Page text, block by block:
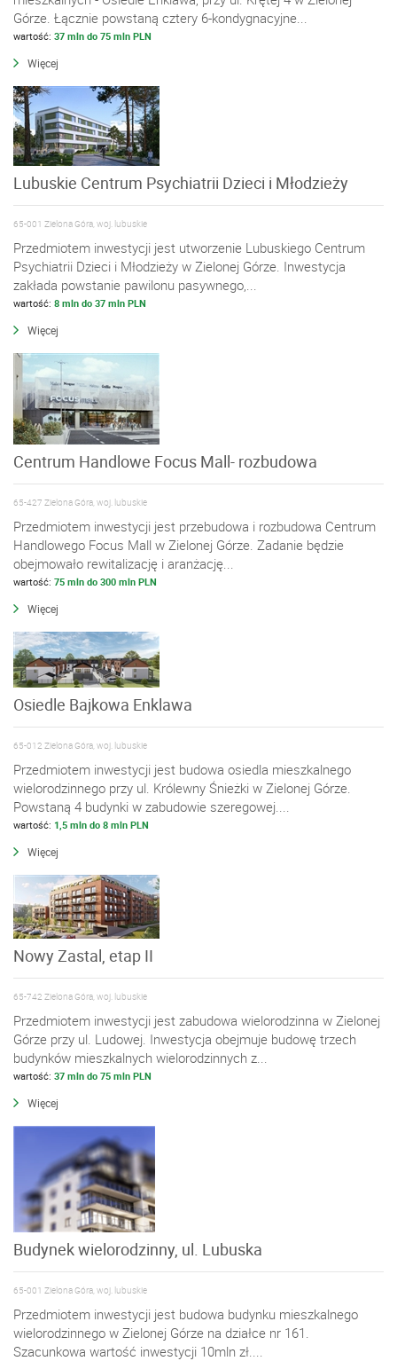
Górze. Łącznie powstaną cztery 6-kondygnacyjne...
wartość: 37 mln do 75 mln PLN
Więcej
Lubuskie Centrum Psychiatrii Dzieci i Młodzieży
65-001 Zielona Góra, woj. lubuskie
Przedmiotem inwestycji jest utworzenie Lubuskiego Centrum
Psychiatrii Dzieci i Młodzieży w Zielonej Górze. Inwestycja
zakłada powstanie pawilonu pasywnego,...
wartość: 8 mln do 37 mln PLN
Więcej
Centrum Handlowe Focus Mall- rozbudowa
65-427 Zielona Góra, woj. lubuskie
Przedmiotem inwestycji jest przebudowa i rozbudowa Centrum
Handlowego Focus Mall w Zielonej Górze. Zadanie będzie
obejmowało rewitalizację i aranżację...
wartość: 75 mln do 300 mln PLN
Więcej
Osiedle Bajkowa Enklawa
65-012 Zielona Góra, woj. lubuskie
Przedmiotem inwestycji jest budowa osiedla mieszkalnego
wielorodzinnego przy ul. Królewny Śnieżki w Zielonej Górze.
Powstaną 4 budynki w zabudowie szeregowej....
wartość: 1,5 mln do 8 mln PLN
Więcej
Nowy Zastal, etap II
65-742 Zielona Góra, woj. lubuskie
Przedmiotem inwestycji jest zabudowa wielorodzinna w Zielonej
Górze przy ul. Ludowej. Inwestycja obejmuje budowę trzech
budynków mieszkalnych wielorodzinnych z...
wartość: 37 mln do 75 mln PLN
Więcej
Budynek wielorodzinny, ul. Lubuska
65-001 Zielona Góra, woj. lubuskie
Przedmiotem inwestycji jest budowa budynku mieszkalnego
wielorodzinnego w Zielonej Górze na działce nr 161.
Szacunkowa wartość inwestycji 10mln zł....